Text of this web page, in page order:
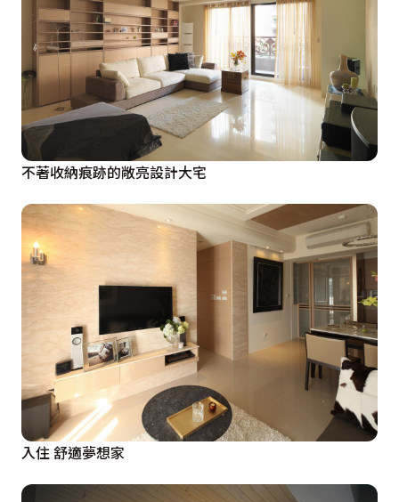
不著收納痕跡的敞亮設計大宅
入住 舒適夢想家